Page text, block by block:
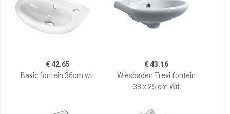
€ 42.65
Basic fontein 36cm wit
€ 43.16
Wiesbaden Trevi fontein
38 x 25 cm Wit